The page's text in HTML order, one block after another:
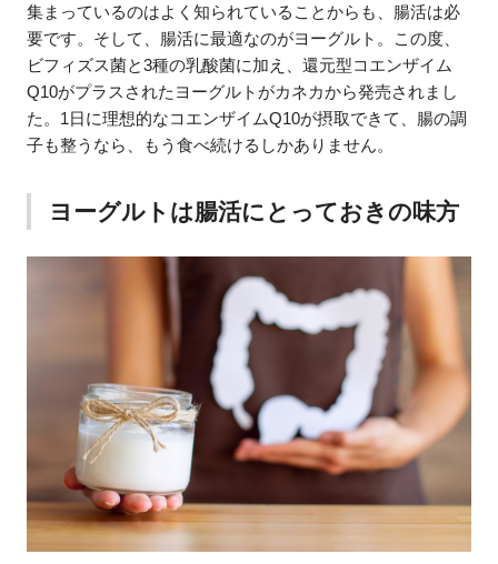
集まっているのはよく知られていることからも、腸活は必
要です。そして、腸活に最適なのがヨーグルト。この度、
ビフィズス菌と3種の乳酸菌に加え、還元型コエンザイム
Q10がプラスされたヨーグルトがカネカから発売されまし
た。1日に理想的なコエンザイムQ10が摂取できて、腸の調
子も整うなら、もう食べ続けるしかありません。
ヨーグルトは腸活にとっておきの味方